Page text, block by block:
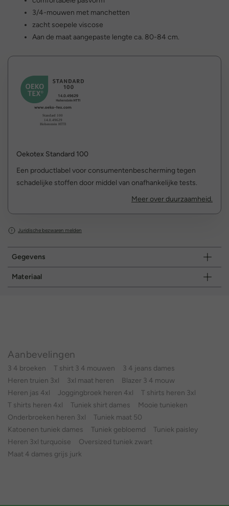
3/4-mouwen met manchetten
zacht soepele viscose
Aan de maat aangepaste lengte ca. 80-84 cm.
Oekotex Standard 100
Een productlabel voor consumentenbescherming tegen
schadelijke stoffen door middel van onafhankelijke tests.
Meer over duurzaamheid.
Juridische bezwaren melden
Gegevens
Materiaal
Aanbevelingen
3 4 broeken T shirt 3 4 mouwen
3 4 jeans dames
Heren truien 3xl
3xl maat heren
Blazer 3 4 mouw
Heren jas 4xl
Joggingbroek heren 4xl
T shirts heren 3xl
T shirts heren 4xl
Tuniek shirt dames
Mooie tunieken
Onderbroeken heren 3xl
Tuniek maat 50
Katoenen tuniek dames
Tuniek gebloemd
Tuniek paisley
Heren 3xl turquoise
Oversized tuniek zwart
Maat 4 dames grijs jurk